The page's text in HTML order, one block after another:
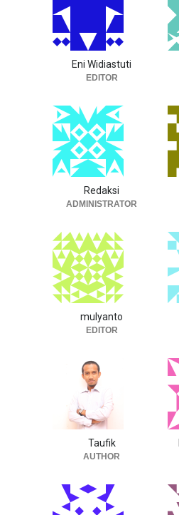
Eni Widiastuti
EDITOR
Redaksi
ADMINISTRATOR
mulyanto
EDITOR
Taufik
AUTHOR